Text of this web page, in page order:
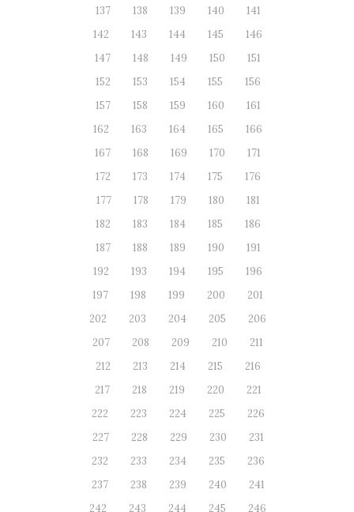
137
138 139 140
141
142
143 144 145
146
147
148 149 150
151
152
153 154 155
156
157
158 159 160
161
162
163 164 165
166
167
168 169 170
171
172
173 174 175
176
177
178 179 180
181
182
183 184 185
186
187
188 189 190
191
192
193 194 195
196
197
198 199 200
201
202
203 204 205
206
207
208 209 210
211
212
213 214 215
216
217
218 219 220
221
222
223 224 225
226
227
228 229 230
231
232
233 234 235
236
237
238 239 240
241
242
243 244 245
246